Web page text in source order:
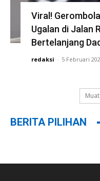
Viral!
Ugalan di Jalan
Bertelanjang
redaksi - 5 Februari
BERITA PILIHAN